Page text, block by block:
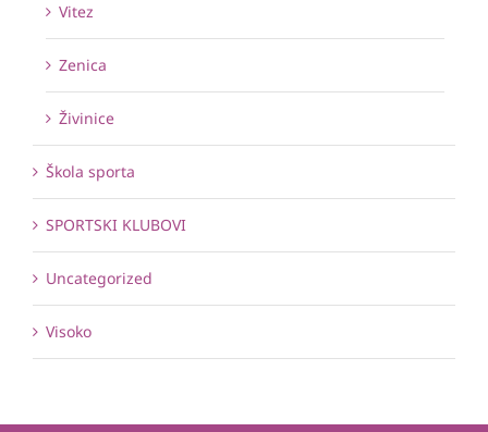
Vitez
Zenica
Živinice
Škola sporta
SPORTSKI KLUBOVI
Uncategorized
Visoko